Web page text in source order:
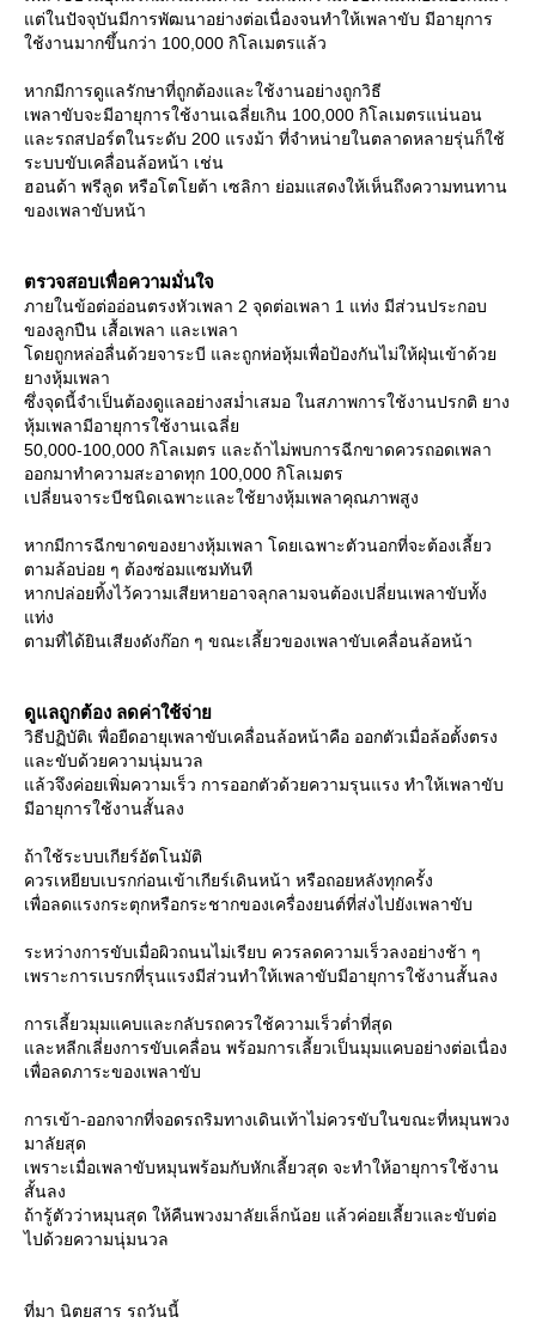
ต่ในปัจจุบันมีการพัฒนาอย่างต่อเนื่องจนทำให้เพลาขับ มีอายุการ
ช้งานมากขึ้นกว่า 100,000 กิโลเมตรแล้ว
หากมีการดูแลรักษาที่ถูกต้องและใช้งานอย่างถูกวิธี
เพลาขับจะมีอายุการใช้งานเฉลี่ยเกิน 100,000 กิโลเมตรแน่นอน
ละรถสปอร์ตในระดับ 200 แรงม้า ที่จำหน่ายในตลาดหลายรุ่นก็ใช้
ระบบขับเคลื่อนล้อหน้า เช่น
ฮอนด้า พรีลูด หรือโตโยต้า เซลิกา ย่อมแสดงให้เห็นถึงความทนทาน
ของเพลาขับหน้า
ตรวจสอบเพื่อความมั่นใจ
ภายในข้อต่ออ่อนตรงหัวเพลา 2 จุดต่อเพลา 1 แท่ง มีส่วนประกอบ
ของลูกปืน เสื้อเพลา และเพลา
ดยถูกหล่อลื่นด้วยจาระบี และถูกห่อหุ้มเพื่อป้องกันไม่ให้ฝุ่นเข้าด้ว
างหุ้มเพลา
ซึ่งจุดนี้จำเป็นต้องดูแลอย่างสม่ำเสมอ ในสภาพการใช้งานปรกติ ยาง
หุ้มเพลามีอายุการใช้งานเฉลี่
50,000-100,000 กิโลเมตร และถ้าไม่พบการฉีกขาดควรถอดเพลา
ออกมาทำความสะอาดทุก 100,000 กิโลเมตร
เปลี่ยนจาระบีชนิดเฉพาะและใช้ยางหุ้มเพลาคุณภาพสูง
หากมีการฉีกขาดของยางหุ้มเพลา โดยเฉพาะตัวนอกที่จะต้องเลี้ยว
ตามล้อบ่อย ๆ ต้องซ่อมแซมทันที
หากปล่อยทิ้งไว้ความเสียหายอาจลุกลามจนต้องเปลี่ยนเพลาขับทั้ง
ท่ง
ตามที่ได้ยินเสียงดังก๊อก ๆ ขณะเลี้ยวของเพลาขับเคลื่อนล้อหน้า
ดูแลถูกต้อง ลดค่าใช้จ่า
วิธีปฏิบัติเ พื่อยืดอายุเพลาขับเคลื่อนล้อหน้าคือ ออกตัวเมื่อล้อตั้งตรง
ละขับด้วยความนุ่มนวล
ล้วจึงค่อยเพิ่มความเร็ว การออกตัวด้วยความรุนแรง ทำให้เพลาขับ
มีอายุการใช้งานสั้นลง
ถ้าใช้ระบบเกียร์อัตโนมัติ
ควรเหยียบเบรกก่อนเข้าเกียร์เดินหน้า หรือถอยหลังทุกครั้ง
เพื่อลดแรงกระตุกหรือกระชากของเครื่องยนต์ที่ส่งไปยังเพลาขับ
ระหว่างการขับเมื่อผิวถนนไม่เรียบ ควรลดความเร็วลงอย่างช้า ๆ
เพราะการเบรกที่รุนแรงมีส่วนทำให้เพลาขับมีอายุการใช้งานสั้นลง
การเลี้ยวมุมแคบและกลับรถควรใช้ความเร็วต่ำที่สุด
ละหลีกเลี่ยงการขับเคลื่อน พร้อมการเลี้ยวเป็นมุมแคบอย่างต่อเนื่อง
เพื่อลดภาระของเพลาขับ
การเข้า-ออกจากที่จอดรถริมทางเดินเท้าไม่ควรขับในขณะที่หมุนพวง
มาลัยสุด
เพราะเมื่อเพลาขับหมุนพร้อมกับหักเลี้ยวสุด จะทำให้อายุการใช้งาน
สั้นลง
ถ้ารู้ตัวว่าหมุนสุด ให้คืนพวงมาลัยเล็กน้อย แล้วค่อยเลี้ยวและขับต่อ
ไปด้วยความนุ่มนวล
ที่มา นิตยสาร รถวันนี้